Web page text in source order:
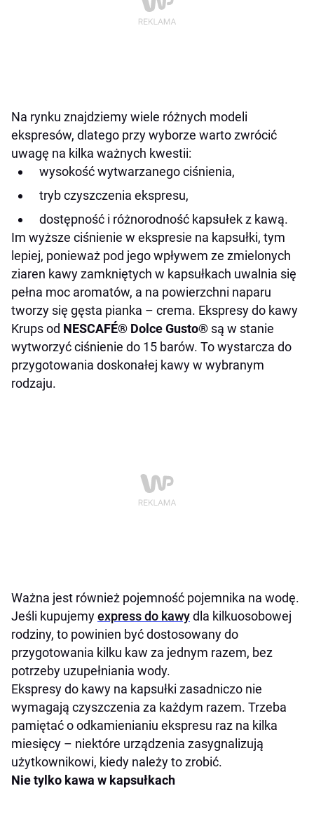
Na rynku znajdziemy wiele różnych modeli
ekspresów, dlatego przy wyborze warto zwrócić
uwagę na kilka ważnych kwestii:
wysokość wytwarzanego ciśnienia,
tryb czyszczenia ekspresu,
dostępność i różnorodność kapsułek z kawą.
Im wyższe ciśnienie w ekspresie na kapsułki, tym
lepiej, ponieważ pod jego wpływem ze zmielonych
ziaren kawy zamkniętych w kapsułkach uwalnia się
pełna moc aromatów, a na powierzchni naparu
tworzy się gęsta pianka – crema. Ekspresy do kawy
Krupsod NESCAFÉ® Dolce Gusto® są w stanie
wytworzyć ciśnienie do 15 barów. To wystarcza do
przygotowania doskonałej kawy w wybranym
rodzaju.
Ważna jest również pojemność pojemnika na wodę.
Jeśli kupujemyexpress do kawydla kilkuosobowej
rodziny, to powinien być dostosowany do
przygotowania kilku kaw za jednym razem, bez
potrzeby uzupełniania wody.
Ekspresy do kawy na kapsułki zasadniczo nie
wymagają czyszczenia za każdym razem. Trzeba
pamiętać o odkamienianiu ekspresu raz na kilka
miesięcy – niektóre urządzenia zasygnalizują
użytkownikowi, kiedy należy to zrobić.
Nie tylko kawa w kapsułkach